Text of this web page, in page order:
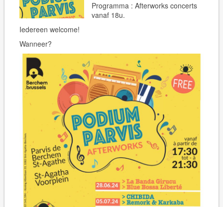
Programma : Afterworks concerts
vanaf 18u.
Iedereen welcome!
Wanneer?